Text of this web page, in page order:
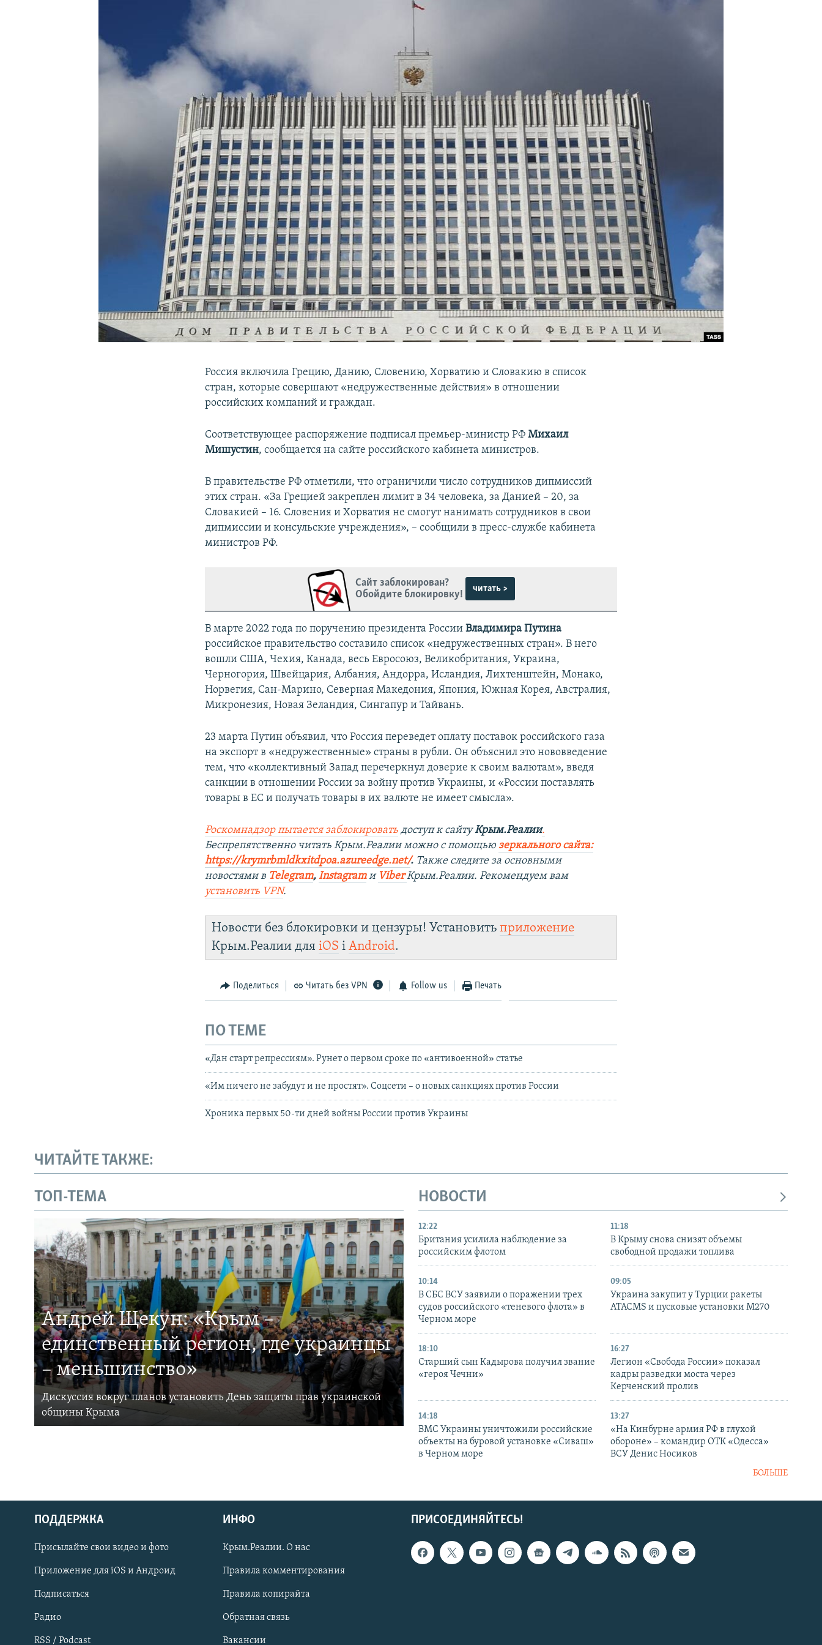
УКРАИНСКАЯ ПРОБЛЕМА КРЫМА
Українською
Qırımtatar
ПРИСОЕДИНЯЙТЕСЬ!
Россия включила Грецию, Данию, Словению, Хорватию и Словакию в список
стран, которые совершают «недружественные действия» в отношении
российских компаний и граждан.
Соответствующее распоряжение подписал премьер-министр РФМихаил
Мишустин, сообщается на сайте российского кабинета министров.
В правительстве РФ отметили, что ограничили число сотрудников дипмиссий
этих стран. «За Грецией закреплен лимит в 34 человека, за Данией – 20, за
Словакией – 16. Словения и Хорватия не смогут нанимать сотрудников в свои
дипмиссии и консульские учреждения», – сообщили в пресс-службе кабинета
министров РФ.
Сайт заблокирован?
Обойдите блокировку!
читать >
В марте 2022 года по поручению президента РоссииВладимира Путина
российское правительство составило список «недружественных стран». В него
вошли США, Чехия, Канада, весь Евросоюз, Великобритания, Украина,
Черногория, Швейцария, Албания, Андорра, Исландия, Лихтенштейн, Монако,
Норвегия, Сан-Марино, Северная Македония, Япония, Южная Корея, Австралия,
Микронезия, Новая Зеландия, Сингапур и Тайвань.
23 марта Путин объявил, что Россия переведет оплату поставок российского газа
на экспорт в «недружественные» страны в рубли. Он объяснил это нововведение
тем, что «коллективный Запад перечеркнул доверие к своим валютам», введя
санкции в отношении России за войну против Украины, и «России поставлять
товары в ЕС и получать товары в их валюте не имеет смысла».
Роскомнадзор пытается заблокировать доступ к сайтуКрым.Реалии.
Беспрепятственно читать Крым.Реалии можно с помощьюзеркального сайта:
https://krymrbmldkxitdpoa.azureedge.net/. Также следите за основными
новостями в Telegram,Instagramи ViberКрым.Реалии. Рекомендуем вам
установить VPN.
Новости без блокировки и цензуры! Установитьприложение
Крым.Реалии дляiOS іAndroid.
Поделиться Читать без VPN Follow us Печать
ПО ТЕМЕ
«Дан старт репрессиям». Рунет о первом сроке по «антивоенной» статье
«Им ничего не забудут и не простят». Соцсети – о новых санкциях против России
Хроника первых 50-ти дней войны России против Украины
ЧИТАЙТЕ ТАКЖЕ:
ТОП-ТЕМА
Андрей Щекун: «Крым –
единственный регион, где украинцы
– меньшинство»
Дискуссия вокруг планов установить День защиты прав украинской
общины Крыма
НОВОСТИ
12:22
Британия усилила наблюдение за
российским флотом
11:18
В Крыму снова снизят объемы
свободной продажи топлива
10:14
В СБС ВСУ заявили о поражении трех
судов российского «теневого флота» в
Черном море
09:05
Украина закупит у Турции ракеты
ATACMS и пусковые установки M270
18:10
Старший сын Кадырова получил звание
«героя Чечни»
16:27
Легион «Свобода России» показал
кадры разведки моста через
Керченский пролив
14:18
ВМС Украины уничтожили российские
объекты на буровой установке «Сиваш»
в Черном море
13:27
«На Кинбурне армия РФ в глухой
обороне» – командир ОТК «Одесса»
ВСУ Денис Носиков
БОЛЬШЕ
ПРИСОЕДИНЯЙТЕСЬ!
ПОДДЕРЖКА
Присылайте свои видео и фото
Приложение для iOS и Андроид
Подписаться
Радио
RSS / Podcast
ИНФО
Крым.Реалии. О нас
Правила комментирования
Правила копирайта
Обратная связь
Вакансии